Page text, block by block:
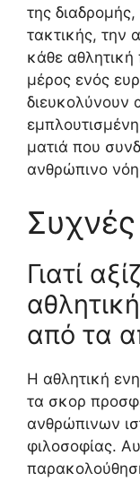
της διαδρομής,
τακτικής, την
κάθε
μέρος ενός
διευκολύνουν
ματιά που
ανθρώπινο
Γιατί
από τα
Η αθλητική
τα σκορ
ανθρώπινων
φιλοσοφίας.